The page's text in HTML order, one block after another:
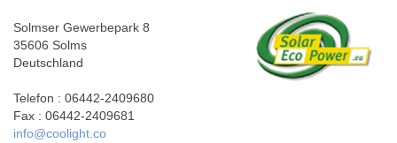
Solmser Gewerbepark 8
35606 Solms
Deutschland
Telefon : 06442-2409680
Fax : 06442-2409681
info@coolight.co